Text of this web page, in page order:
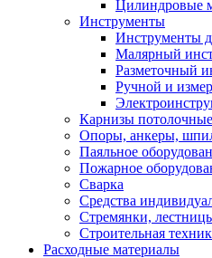
Цилиндровые
Инструменты
Инструменты
Малярный
Разметочный
Ручной и
Карнизы потолочные
Опоры, анкеры,
Паяльное
Пожарное
Сварка
Средства
Стремянки,
Строительная
Расходные материалы